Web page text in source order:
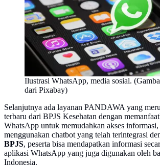
Ilustrasi WhatsApp, media sosial.
dari Pixabay)
Selanjutnya ada layanan PANDAWA yang
terbaru dari BPJS Kesehatan dengan
WhatsApp untuk memudahkan akses informasi,
menggunakan chatbot yang telah terintegrasi
BPJS, peserta bisa mendapatkan informasi
aplikasi WhatsApp yang juga digunakan oleh
Indonesia.